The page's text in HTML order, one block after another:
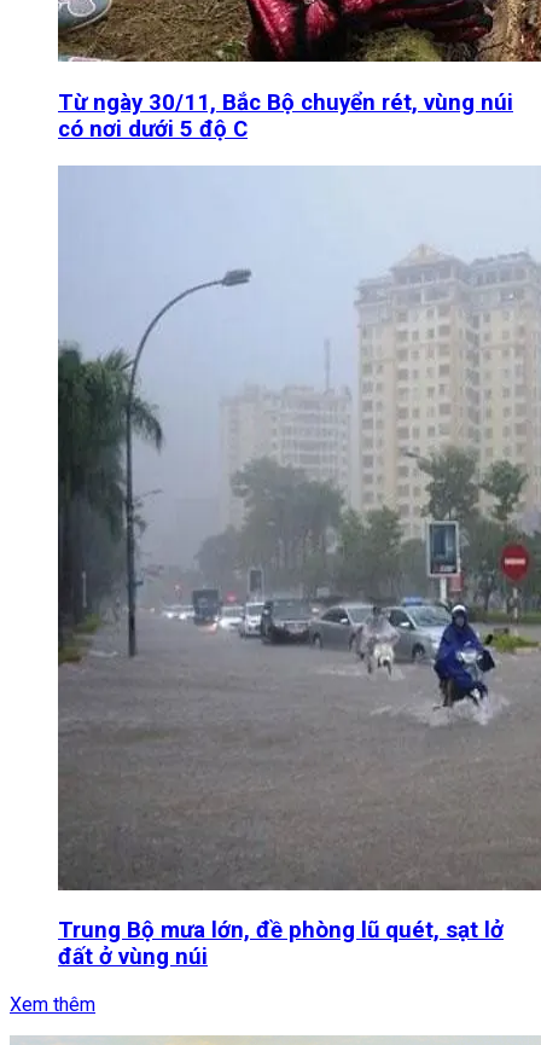
Từ ngày 30/11, Bắc Bộ chuyển rét, vùng núi
có nơi dưới 5 độ C
Trung Bộ mưa lớn, đề phòng lũ quét, sạt lở
đất ở vùng núi
Xem thêm